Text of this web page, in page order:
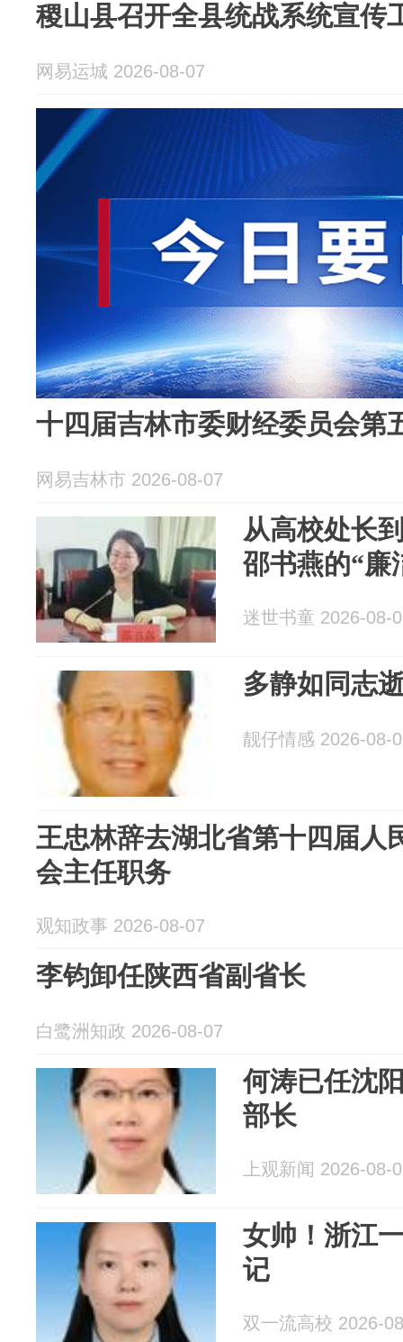
稷山县召开全县统战系统宣传
网易运城 2026-08-07
十四届吉林市委财经委员会第
网易吉林市 2026-08-07
从高校处长
邵书燕的“廉
迷世书童 2026-08-
多静如同志
靓仔情感 2026-08-
王忠林辞去湖北省第十四届人
会主任职务
观知政事 2026-08-07
李钧卸任陕西省副省长
白鹭洲知政 2026-08-07
何涛已任沈
部长
上观新闻 2026-08-
女帅！浙江
记
双一流高校 2026-